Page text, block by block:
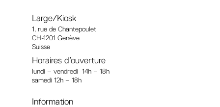
Large/Kiosk
1, rue de Chantepoulet
CH-1201 Genève
Suisse
Horaires d’ouverture
lundi – vendredi 14h – 18h
samedi 12h – 18h
Information